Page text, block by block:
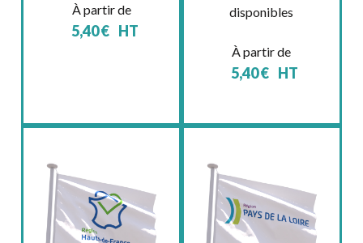
À partir de
5,40€ HT
disponibles
À partir de
5,40€ HT